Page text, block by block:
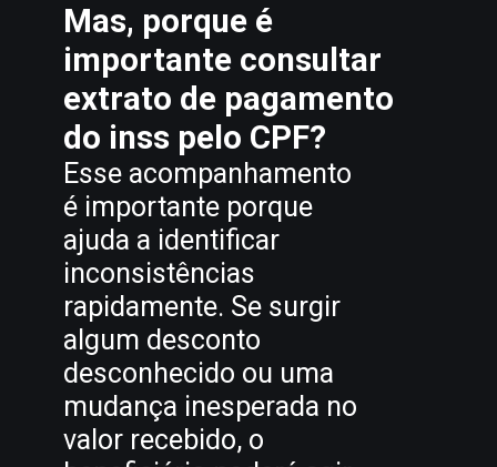
Esse acompanhamento
é importante porque
ajuda a identificar
inconsistências
rapidamente. Se surgir
algum desconto
desconhecido ou uma
mudança inesperada no
valor recebido, o
Mas, porque é
importante consultar
extrato de pagamento
do inss pelo CPF?